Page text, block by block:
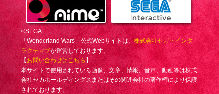
©SEGA
「Wonderland Wars」公式Webサイトは、株式会社セガ・インタ
ラクティブが運営しております。
【お問い合わせはこちら】
本サイトで使用されている画像、文章、情報、音声、動画等は株式
会社セガホールディングスまたはその関連会社の著作権により保護
されております。